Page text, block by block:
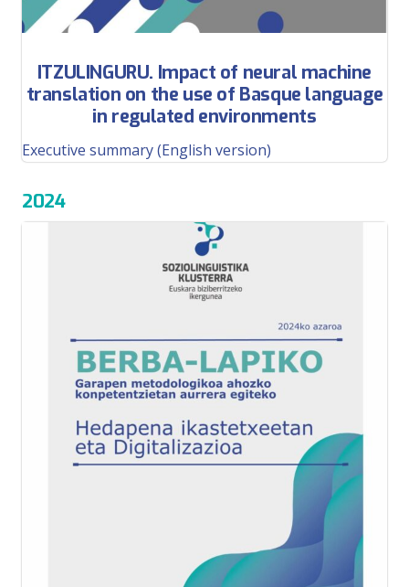
ITZULINGURU. Impact of neural machine
translation on the use of Basque language
in regulated environments
Executive summary (English version)
2024